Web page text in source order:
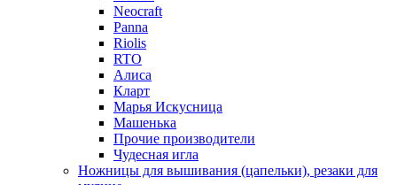
Neocraft
Panna
Riolis
RTO
Алиса
Кларт
Марья Искусница
Машенька
Прочие производители
Чудесная игла
Ножницы для вышивания (цапельки), резаки для